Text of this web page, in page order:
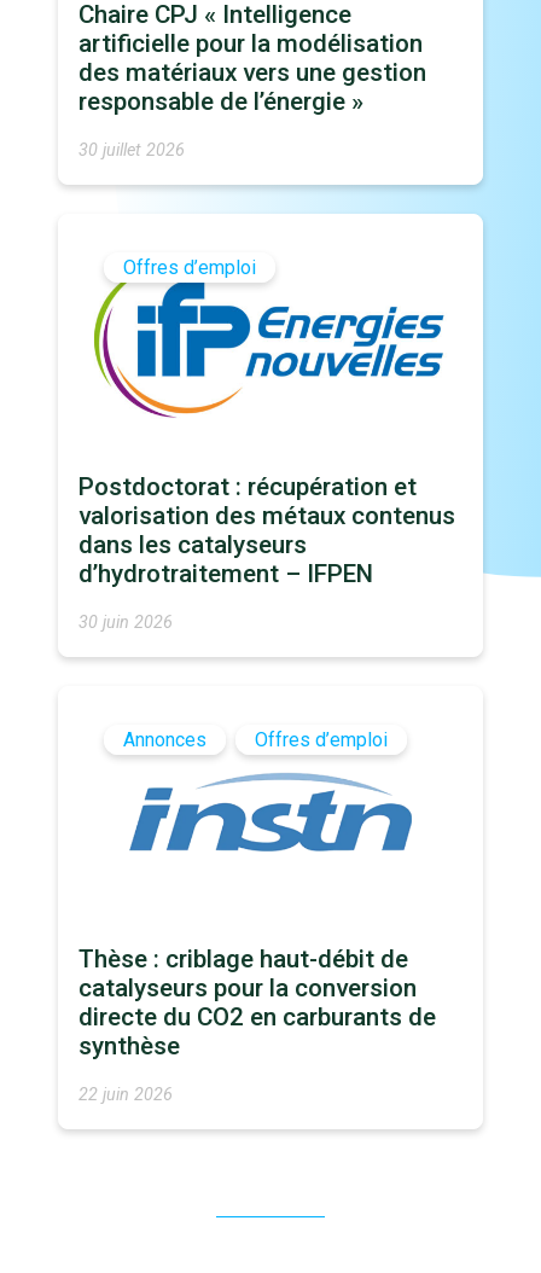
Chaire CPJ « Intelligence
artificielle pour la modélisation
des matériaux vers une gestion
responsable de l’énergie »
30 juillet 2026
Offres d’emploi
Postdoctorat : récupération et
valorisation des métaux contenus
dans les catalyseurs
d’hydrotraitement – IFPEN
30 juin 2026
Annonces Offres d’emploi
Thèse : criblage haut-débit de
catalyseurs pour la conversion
directe du CO2 en carburants de
synthèse
22 juin 2026